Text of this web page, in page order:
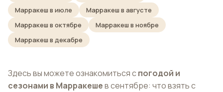
Марракеш в июле
Марракеш в августе
Марракеш в октябре
Марракеш в ноябре
Марракеш в декабре
Здесь вы можете ознакомиться спогодой и
сезонами в Марракешев сентябре: что взять с